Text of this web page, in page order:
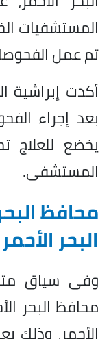
المستشفيات
تم عمل
أكدت إبراشية
بعد إجراء
يخضع
المستشفى.
محافظ
البحر الأحمر
وفى سياق
محافظ البحر